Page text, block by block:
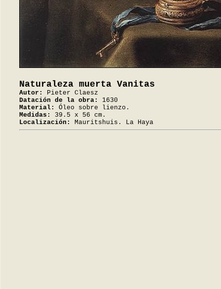
Naturaleza muerta Vanitas
Autor:
Pieter Claesz
Datación de la obra:
1630
Material:
Óleo sobre lienzo.
Medidas:
39.5 x 56 cm.
Localización:
Mauritshuis. La Haya